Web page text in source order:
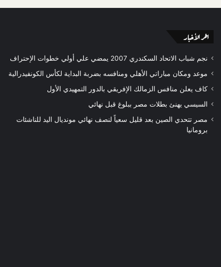
اخر الأخبار
نجم شباب الاتحاد السكندري 2007 يمضي علي أولي خطوات الإحتراف
موعد ومكان مباراتي الأهلي ومنافسه بضربة البداية لكأس الكونفيدرالية
كاف يعلن منافس الزمالك الإفريقي بالدور التمهيدي الأول
السيسي يهنئ بطلات مصر ببلوغ قبل نهائي
مصر تتحدي الصين بعد قليل سعياً لنصف نهائي مونديال اليد للناشئات
برومانيا